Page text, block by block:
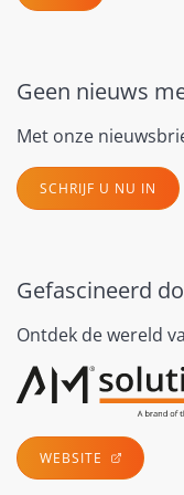
Geen nieuws
Met onze
SCHRIJF U NU IN
Gefascineerd
Ontdek de wereld
WEBSITE